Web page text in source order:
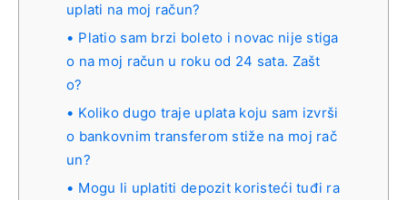
uplati na moj račun?
Platio sam brzi boleto i novac nije stiga
o na moj račun u roku od 24 sata. Zašt
o?
Koliko dugo traje uplata koju sam izvrši
o bankovnim transferom stiže na moj rač
un?
Mogu li uplatiti depozit koristeći tuđi ra